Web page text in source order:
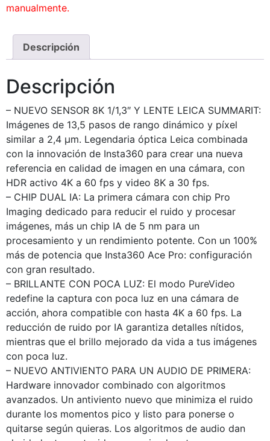
manualmente.
Descripción
Descripción
– NUEVO SENSOR 8K 1/1,3″ Y LENTE LEICA SUMMARIT:
Imágenes de 13,5 pasos de rango dinámico y píxel
similar a 2,4 μm. Legendaria óptica Leica combinada
con la innovación de Insta360 para crear una nueva
referencia en calidad de imagen en una cámara, con
HDR activo 4K a 60 fps y video 8K a 30 fps.
– CHIP DUAL IA: La primera cámara con chip Pro
Imaging dedicado para reducir el ruido y procesar
imágenes, más un chip IA de 5 nm para un
procesamiento y un rendimiento potente. Con un 100%
más de potencia que Insta360 Ace Pro: configuración
con gran resultado.
– BRILLANTE CON POCA LUZ: El modo PureVideo
redefine la captura con poca luz en una cámara de
acción, ahora compatible con hasta 4K a 60 fps. La
reducción de ruido por IA garantiza detalles nítidos,
mientras que el brillo mejorado da vida a tus imágenes
con poca luz.
– NUEVO ANTIVIENTO PARA UN AUDIO DE PRIMERA:
Hardware innovador combinado con algoritmos
avanzados. Un antiviento nuevo que minimiza el ruido
durante los momentos pico y listo para ponerse o
quitarse según quieras. Los algoritmos de audio dan